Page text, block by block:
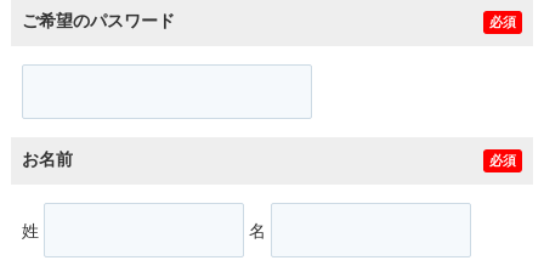
ご希望のパスワード 必須
お名前 必須
姓 名